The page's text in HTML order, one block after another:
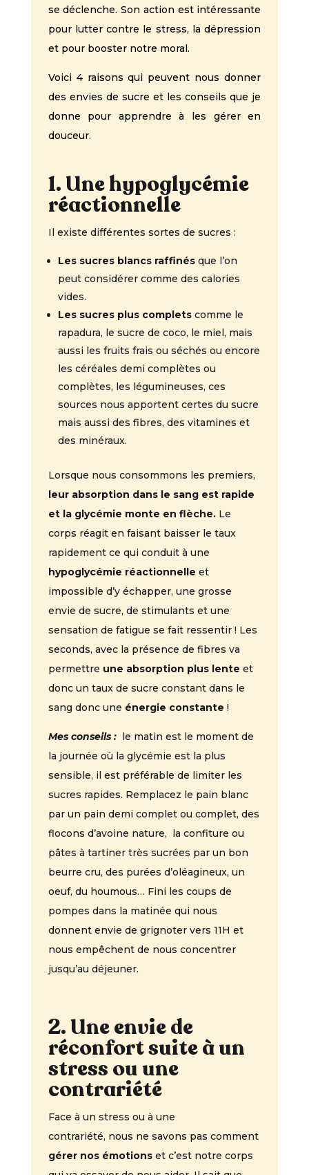
se déclenche. Son action est intéressante
pour lutter contre le stress, la dépression
et pour booster notre moral.
Voici 4 raisons qui peuvent nous donner
des envies de sucre et les conseils que je
donne pour apprendre à les gérer en
douceur.
1. Une hypoglycémie
réactionnelle
Il existe différentes sortes de sucres :
Les sucres blancs raffinésque l’on
peut considérer comme des calories
vides.
Les sucres plus completscomme le
rapadura, le sucre de coco, le miel, mais
aussi les fruits frais ou séchés ou encore
les céréales demi complètes ou
complètes, les légumineuses, ces
sources nous apportent certes du sucre
mais aussi des fibres, des vitamines et
des minéraux.
Lorsque nous consommons les premiers,
leur absorption dans le sang est rapide
et la glycémie monte en flèche.Le
corps réagit en faisant baisser le taux
rapidement ce qui conduit à une
hypoglycémie réactionnelle et
impossible d’y échapper, une grosse
envie de sucre, de stimulants et une
sensation de fatigue se fait ressentir ! Les
seconds, avec la présence de fibres va
permettre une absorption plus lente et
donc un taux de sucre constant dans le
sang donc une énergie constante !
Mes conseils : le matin est le moment de
la journée où la glycémie est la plus
sensible, il est préférable de limiter les
sucres rapides. Remplacez le pain blanc
par un pain demi complet ou complet, des
flocons d’avoine nature, la confiture ou
pâtes à tartiner très sucrées par un bon
beurre cru, des purées d’oléagineux, un
oeuf, du houmous… Fini les coups de
pompes dans la matinée qui nous
donnent envie de grignoter vers 11H et
nous empêchent de nous concentrer
jusqu’au déjeuner.
2. Une envie de
réconfort suite à un
stress ou une
contrariété
Face à un stress ou à une
contrariété, nous ne savons pas comment
gérer nos émotionset c’est notre corps